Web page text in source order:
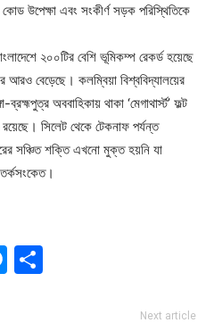
উপেক্ষা এবং সংকীর্ণ সড়ক পরিস্থিতিকে
২০০টির বেশি ভূমিকম্প রেকর্ড হয়েছে
বেড়েছে। কলম্বিয়া বিশ্ববিদ্যালয়ের
অববাহিকায় থাকা ‘মেগাথার্স্ট’ ফল্ট
সিলেট থেকে টেকনাফ পর্যন্ত
সঞ্চিত শক্তি এখনো মুক্ত হয়নি যা
Messenger
Next article